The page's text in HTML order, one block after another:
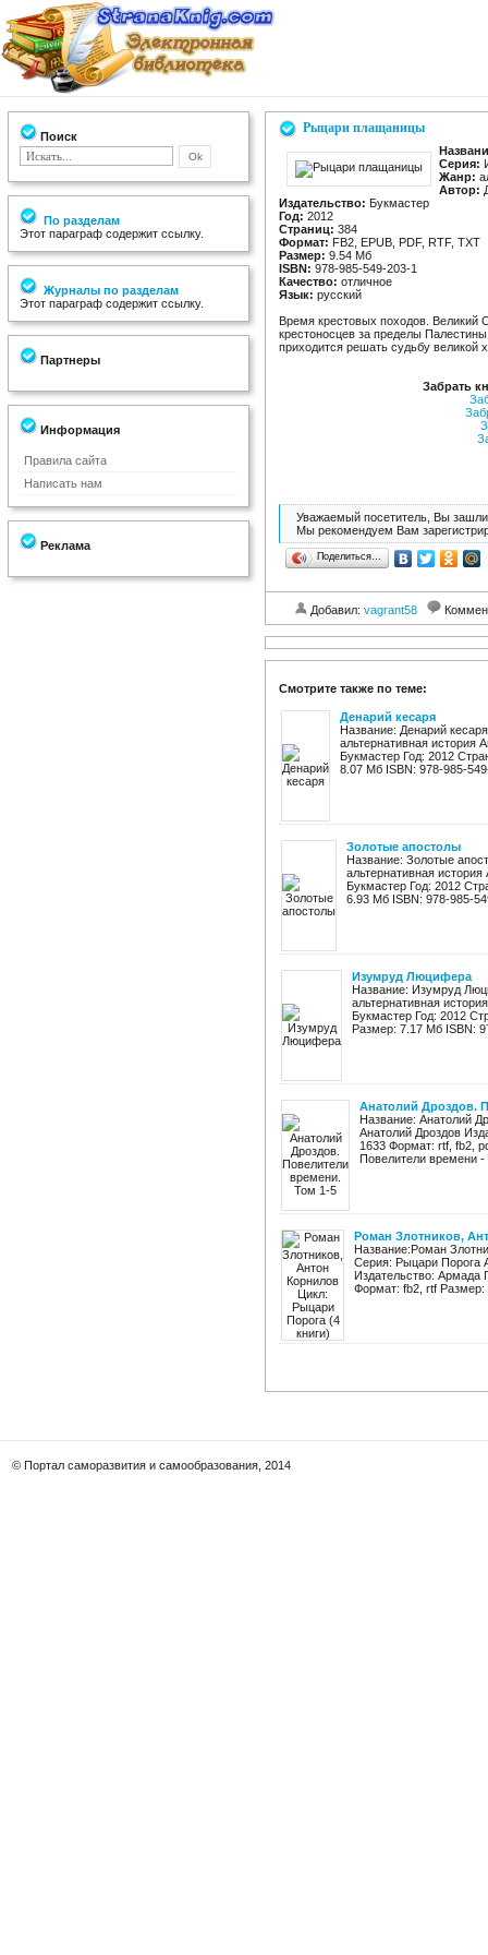
Поиск
По разделам
Этот параграф содержит ссылку.
Журналы по разделам
Этот параграф содержит ссылку.
Партнеры
Информация
Правила сайта
Написать нам
Реклама
Рыцари плащаницы
Серия:
Жанр:
Автор:
Издательство: Букмастер
Год: 2012
Страниц: 384
Формат: FB2, EPUB, PDF, RTF, TXT
Размер: 9.54 Мб
ISBN: 978-985-549-203-1
Качество: отличное
Язык: русский
Время крестовых походов. Великий
крестоносцев за пределы
приходится решать судьбу великой
Забрать
Уважаемый посетитель, Вы зашли
Мы рекомендуем Вам
Поделиться…
Добавил: vagrant58
Смотрите также по теме:
Денарий кесаря
Название: Денарий
альтернативная история
Букмастер Год: 2012
8.07 Мб ISBN: 978-985-
Золотые апостолы
Название: Золотые
альтернативная
Букмастер Год: 2012
6.93 Мб ISBN: 978-985-
Изумруд Люцифера
Название: Изумруд
альтернативная
Букмастер Год: 2012
Размер: 7.17 Мб ISBN:
Анатолий Дроздов.
Название: Анатолий
Анатолий Дроздов
1633 Формат: rtf, fb2,
Повелители времени -
Роман Злотников,
Название:Роман
Серия: Рыцари Порога
Издательство: Армада
Формат: fb2, rtf Размер:
© Портал саморазвития и самообразования, 2014